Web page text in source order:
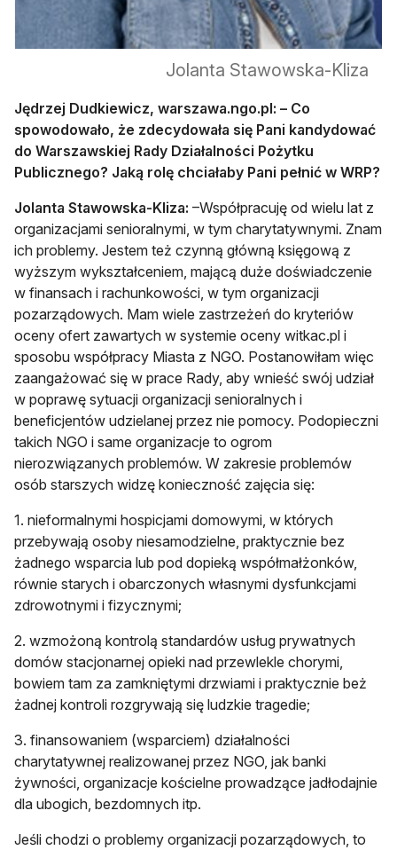
Jolanta Stawowska-Kliza
Jędrzej Dudkiewicz, warszawa.ngo.pl: – Co
spowodowało, że zdecydowała się Pani kandydować
do Warszawskiej Rady Działalności Pożytku
Publicznego? Jaką rolę chciałaby Pani pełnić w WRP?
Jolanta Stawowska-Kliza: –Współpracuję od wielu lat z
organizacjami senioralnymi, w tym charytatywnymi. Znam
ich problemy. Jestem też czynną główną księgową z
wyższym wykształceniem, mającą duże doświadczenie
w finansach i rachunkowości, w tym organizacji
pozarządowych. Mam wiele zastrzeżeń do kryteriów
oceny ofert zawartych w systemie oceny witkac.pl i
sposobu współpracy Miasta z NGO. Postanowiłam więc
zaangażować się w prace Rady, aby wnieść swój udział
w poprawę sytuacji organizacji senioralnych i
beneficjentów udzielanej przez nie pomocy. Podopieczni
takich NGO i same organizacje to ogrom
nierozwiązanych problemów. W zakresie problemów
osób starszych widzę konieczność zajęcia się:
1. nieformalnymi hospicjami domowymi, w których
przebywają osoby niesamodzielne, praktycznie bez
żadnego wsparcia lub pod dopieką współmałżonków,
równie starych i obarczonych własnymi dysfunkcjami
zdrowotnymi i fizycznymi;
2. wzmożoną kontrolą standardów usług prywatnych
domów stacjonarnej opieki nad przewlekle chorymi,
bowiem tam za zamkniętymi drzwiami i praktycznie beż
żadnej kontroli rozgrywają się ludzkie tragedie;
3. finansowaniem (wsparciem) działalności
charytatywnej realizowanej przez NGO, jak banki
żywności, organizacje kościelne prowadzące jadłodajnie
dla ubogich, bezdomnych itp.
Jeśli chodzi o problemy organizacji pozarządowych, to